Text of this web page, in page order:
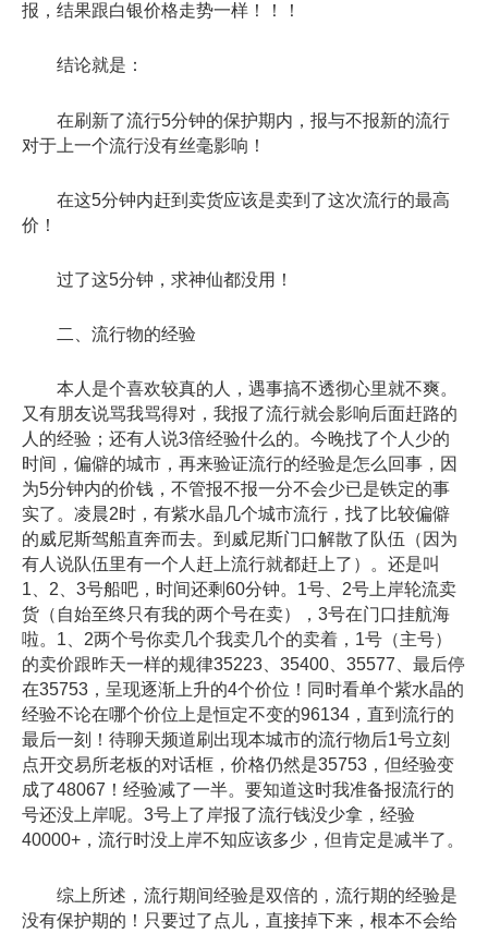
报，结果跟白银价格走势一样！！！
结论就是：
在刷新了流行5分钟的保护期内，报与不报新的流行
对于上一个流行没有丝毫影响！
在这5分钟内赶到卖货应该是卖到了这次流行的最高
价！
过了这5分钟，求神仙都没用！
二、流行物的经验
本人是个喜欢较真的人，遇事搞不透彻心里就不爽。
又有朋友说骂我骂得对，我报了流行就会影响后面赶路的
人的经验；还有人说3倍经验什么的。今晚找了个人少的
时间，偏僻的城市，再来验证流行的经验是怎么回事，因
为5分钟内的价钱，不管报不报一分不会少已是铁定的事
实了。凌晨2时，有紫水晶几个城市流行，找了比较偏僻
的威尼斯驾船直奔而去。到威尼斯门口解散了队伍（因为
有人说队伍里有一个人赶上流行就都赶上了）。还是叫
1、2、3号船吧，时间还剩60分钟。1号、2号上岸轮流卖
货（自始至终只有我的两个号在卖），3号在门口挂航海
啦。1、2两个号你卖几个我卖几个的卖着，1号（主号）
的卖价跟昨天一样的规律35223、35400、35577、最后停
在35753，呈现逐渐上升的4个价位！同时看单个紫水晶的
经验不论在哪个价位上是恒定不变的96134，直到流行的
最后一刻！待聊天频道刷出现本城市的流行物后1号立刻
点开交易所老板的对话框，价格仍然是35753，但经验变
成了48067！经验减了一半。要知道这时我准备报流行的
号还没上岸呢。3号上了岸报了流行钱没少拿，经验
40000+，流行时没上岸不知应该多少，但肯定是减半了。
综上所述，流行期间经验是双倍的，流行期的经验是
没有保护期的！只要过了点儿，直接掉下来，根本不会给